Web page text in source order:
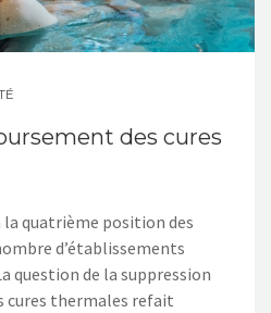
des cures
la quatrième position des
d’établissements
question de la suppression
cures thermales refait